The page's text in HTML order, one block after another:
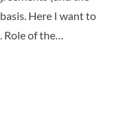
Here I want to
Role of the…